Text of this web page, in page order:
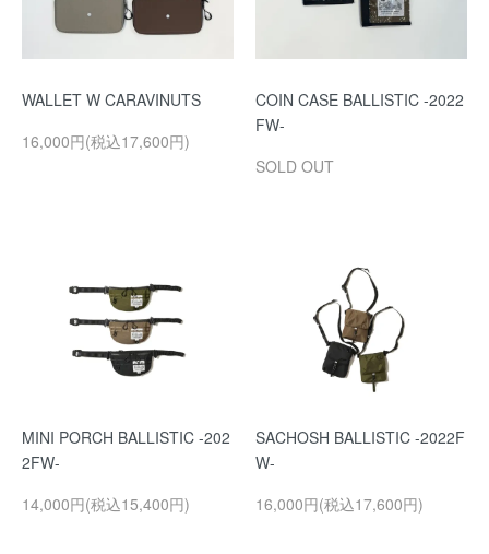
WALLET W CARAVINUTS
16,000円(税込17,600円)
COIN CASE BALLISTIC -2022
FW-
SOLD OUT
MINI PORCH BALLISTIC -202
2FW-
14,000円(税込15,400円)
SACHOSH BALLISTIC -2022F
W-
16,000円(税込17,600円)